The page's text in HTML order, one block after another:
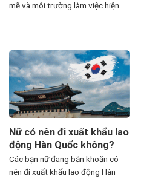
mẽ và môi trường làm việc hiện...
Nữ có nên đi xuất khẩu lao
động Hàn Quốc không?
Các bạn nữ đang băn khoăn có
nên đi xuất khẩu lao động Hàn